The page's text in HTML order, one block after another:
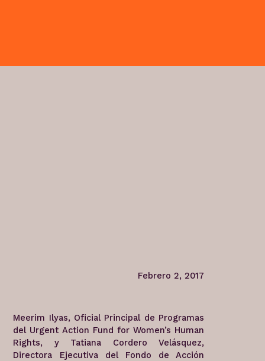
Febrero 2, 2017
Meerim Ilyas, Oficial Principal de Programas
del Urgent Action Fund for Women’s Human
Rights, y Tatiana Cordero Velásquez,
Directora Ejecutiva del Fondo de Acción